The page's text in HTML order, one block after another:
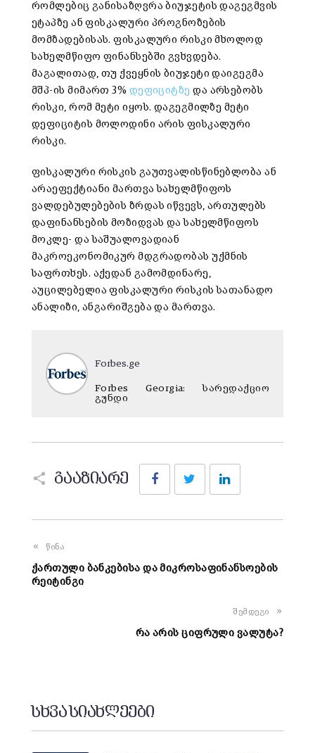
რომლებიც განისაზღვრა ბიუჯეტის დაგეგმვის
ეტაპზე ან ფისკალური პროგნოზების
მომზადებისას. ფისკალური რისკი მხოლოდ
სახელმწიფო ფინანსებში გვხვდება.
მაგალითად, თუ ქვეყნის ბიუჯეტი დაიგეგმა
მშპ-ის მიმართ 3% დეფიციტზე და არსებობს
რისკი, რომ მეტი იყოს. დაგეგმილზე მეტი
დეფიციტის მოლოდინი არის ფისკალური
რისკი.
ფისკალური რისკის გაუთვალისწინებლობა ან
არაეფექტიანი მართვა სახელმწიფოს
ვალდებულებების ზრდას იწვევს, ართულებს
დაფინანსების მოზიდვას და სახელმწიფოს
მოკლე- და საშუალოვადიან
მაკროეკონომიკურ მდგრადობას უქმნის
საფრთხეს. აქედან გამომდინარე,
აუცილებელია ფისკალური რისკის სათანადო
ანალიზი, ანგარიშგება და მართვა.
Forbes.ge
Forbes Georgia: სარედაქციო
გუნდი
გააზიარე
FacebookTwitter
წინა
ქართული ბანკებისა და მიკროსაფინანსოების
რეიტინგი
შემდეგი
რა არის ციფრული ვალუტა?
სხვა სიახლეები